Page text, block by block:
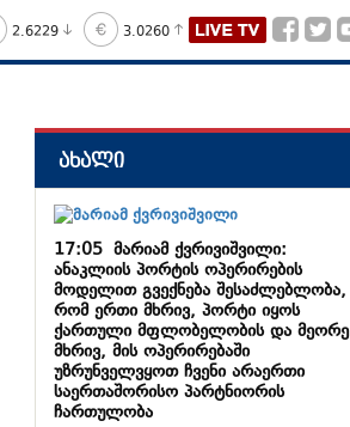
2.6229 3.0260
ახალი
17:05მარიამ ქვრივიშვილი:
ანაკლიის პორტის ოპერირების
მოდელით გვექნება შესაძლებლობა,
რომ ერთი მხრივ, პორტი იყოს
ქართული მფლობელობის და მეორე
მხრივ, მის ოპერირებაში
უზრუნველვყოთ ჩვენი არაერთი
საერთაშორისო პარტნიორის
ჩართულობა